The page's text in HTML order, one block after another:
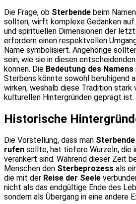
Die Frage, ob Sterbende beim
sollten, wirft komplexe Gedanken
und spirituellen Dimensionen der
erfordern einen respektvollen
Name symbolisiert. Angehörige
sein, wie sie in diesen
können. Die Bedeutung des Namens
Sterbens könnte sowohl beruhigend
wirken, weshalb diese Tradition stark
kulturellen Hintergründen geprägt ist.
Historische
Die Vorstellung, dass man Sterbende
rufen sollte, hat tiefere Wurzeln, die
verankert sind. Während dieser Zeit
Menschen den Sterbeprozess als
die mit der Reise der Seele
nicht als das endgültige Ende des
sondern als Übergang in eine andere